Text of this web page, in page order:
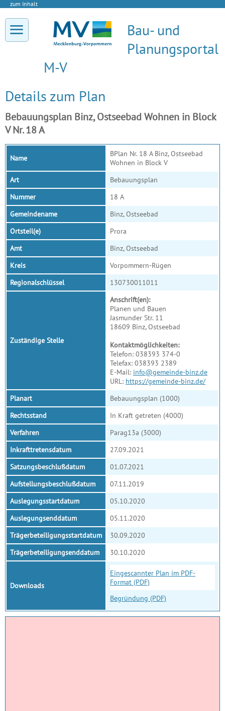
zum Inhalt
Bau- und
Planungsportal
M-V
Details zum Plan
Bebauungsplan Binz, Ostseebad Wohnen in Block
V Nr. 18 A
Name
BPlan Nr. 18 A Binz, Ostseebad
Wohnen in Block V
Art
Bebauungsplan
Nummer
18 A
Gemeindename
Binz, Ostseebad
Ortsteil(e)
Prora
Amt
Binz, Ostseebad
Kreis
Vorpommern-Rügen
Regionalschlüssel
130730011011
Zuständige Stelle
Anschrift(en):
Planen und Bauen
Jasmunder Str. 11
18609 Binz, Ostseebad
Kontaktmöglichkeiten:
Telefon: 038393 374-0
Telefax: 038393 2389
E-Mail: info@gemeinde-binz.de
URL: https://gemeinde-binz.de/
Planart
Bebauungsplan (1000)
Rechtsstand
In Kraft getreten (4000)
Verfahren
Parag13a (3000)
Inkrafttretensdatum
27.09.2021
Satzungsbeschlußdatum
01.07.2021
Aufstellungsbeschlußdatum
07.11.2019
Auslegungsstartdatum
05.10.2020
Auslegungsenddatum
05.11.2020
Trägerbeteiligungsstartdatum
30.09.2020
Trägerbeteiligungsenddatum
30.10.2020
Downloads
Eingescannter Plan im PDF-
Format (PDF)
Begründung (PDF)